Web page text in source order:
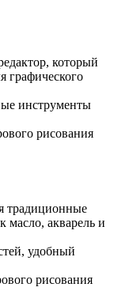
который
графического
инструменты
рисования
традиционные
масло, акварель и
удобный
рисования